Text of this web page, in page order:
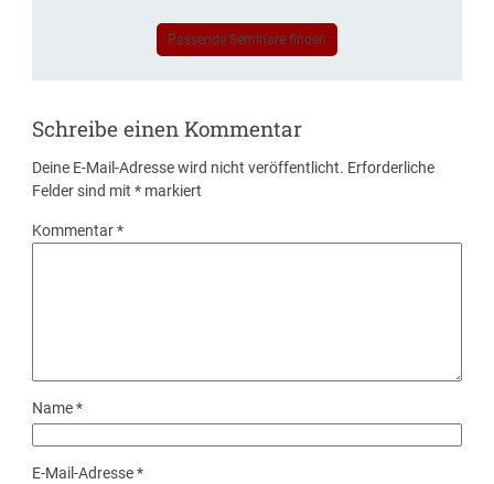
Passende Seminare finden
Schreibe einen Kommentar
Deine E-Mail-Adresse wird nicht veröffentlicht. Erforderliche
Felder sind mit* markiert
Kommentar*
Name*
E-Mail-Adresse*